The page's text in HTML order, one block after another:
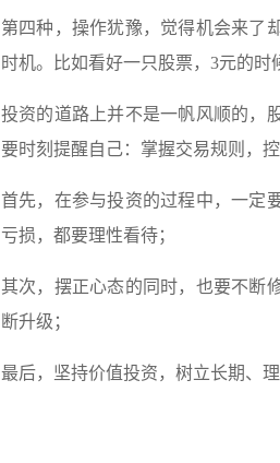
第四种，操作犹豫，觉得机会来了
时机。比如看好一只股票，3元的时
投资的道路上并不是一帆风顺的，
要时刻提醒自己：掌握交易规则，
首先，在参与投资的过程中，一定
亏损，都要理性看待；
其次，摆正心态的同时，也要不断
断升级；
最后，坚持价值投资，树立长期、